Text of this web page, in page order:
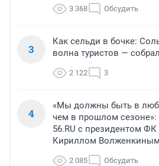
3 368 Обсудить
3
Как сельди в бочке:
волна туристов —
2 122 3
4
«Мы должны быть в
чем в прошлом
56.RU с президентом ФК
Кириллом Волженкиным
2 085 Обсудить